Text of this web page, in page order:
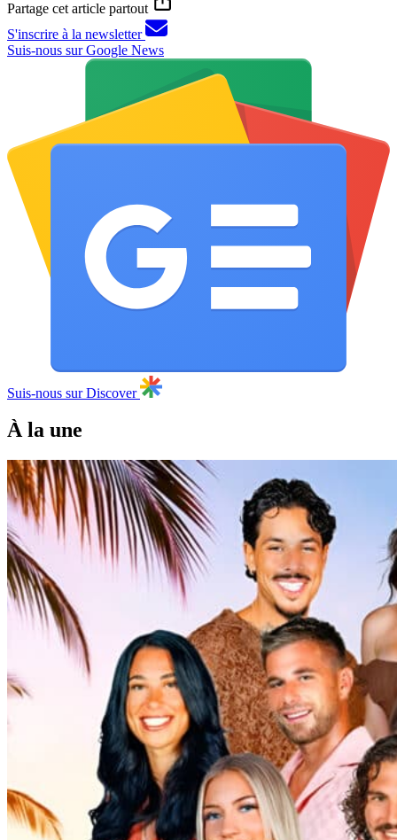
Partage cet article partout
S'inscrire à la newsletter
Suis-nous sur Google News
Suis-nous sur Discover
À la une